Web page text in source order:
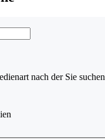
nach der Sie suchen